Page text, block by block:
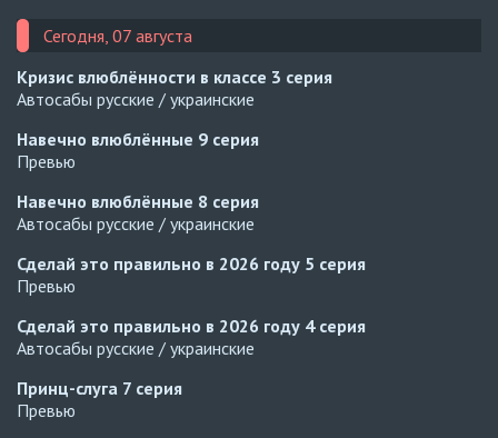
Сегодня, 07 августа
Кризис влюблённости в классе 3 серия
Автосабы русские / украинские
Навечно влюблённые 9 серия
Превью
Навечно влюблённые 8 серия
Автосабы русские / украинские
Сделай это правильно в 2026 году 5 серия
Превью
Сделай это правильно в 2026 году 4 серия
Автосабы русские / украинские
Принц-слуга 7 серия
Превью